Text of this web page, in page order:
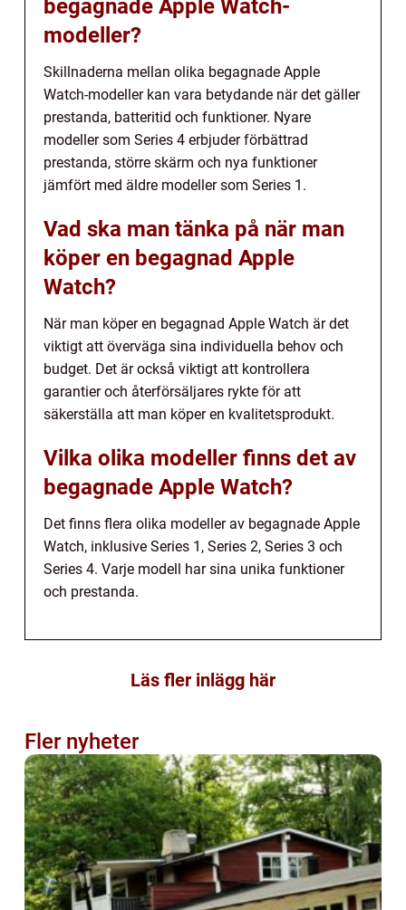
begagnade Apple Watch-
modeller?
Skillnaderna mellan olika begagnade Apple
Watch-modeller kan vara betydande när det gäller
prestanda, batteritid och funktioner. Nyare
modeller som Series 4 erbjuder förbättrad
prestanda, större skärm och nya funktioner
jämfört med äldre modeller som Series 1.
Vad ska man tänka på när man
köper en begagnad Apple
Watch?
När man köper en begagnad Apple Watch är det
viktigt att överväga sina individuella behov och
budget. Det är också viktigt att kontrollera
garantier och återförsäljares rykte för att
säkerställa att man köper en kvalitetsprodukt.
Vilka olika modeller finns det av
begagnade Apple Watch?
Det finns flera olika modeller av begagnade Apple
Watch, inklusive Series 1, Series 2, Series 3 och
Series 4. Varje modell har sina unika funktioner
och prestanda.
Läs fler inlägg här
Fler nyheter